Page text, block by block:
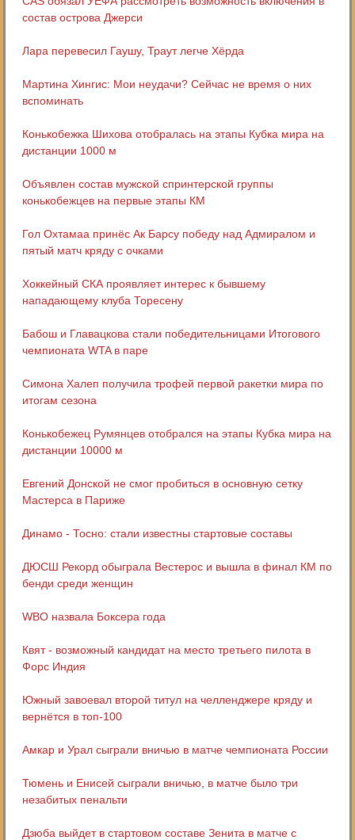
состав острова Джерси
Лара перевесил Гаушу, Траут легче Хёрда
Мартина Хингис: Мои неудачи? Сейчас не время о них
вспоминать
Конькобежка Шихова отобралась на этапы Кубка мира на
дистанции 1000 м
Объявлен состав мужской спринтерской группы
конькобежцев на первые этапы КМ
Гол Охтамаа принёс Ак Барсу победу над Адмиралом и
пятый матч кряду с очками
Хоккейный СКА проявляет интерес к бывшему
нападающему клуба Торесену
Бабош и Главацкова стали победительницами Итогового
чемпионата WTA в паре
Симона Халеп получила трофей первой ракетки мира по
итогам сезона
Конькобежец Румянцев отобрался на этапы Кубка мира на
дистанции 10000 м
Евгений Донской не смог пробиться в основную сетку
Мастерса в Париже
Динамо - Тосно: стали известны стартовые составы
ДЮСШ Рекорд обыграла Вестерос и вышла в финал КМ по
бенди среди женщин
WBO назвала Боксера года
Квят - возможный кандидат на место третьего пилота в
Форс Индия
Южный завоевал второй титул на челленджере кряду и
вернётся в топ-100
Амкар и Урал сыграли вничью в матче чемпионата России
Тюмень и Енисей сыграли вничью, в матче было три
незабитых пенальти
Дзюба выйдет в стартовом составе Зенита в матче с